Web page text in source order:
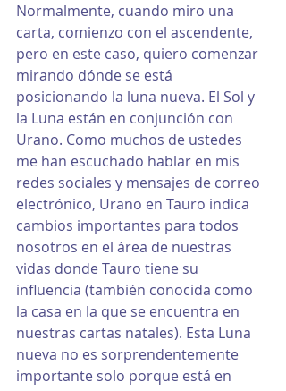
Normalmente, cuando miro una
carta, comienzo con el ascendente,
pero en este caso, quiero comenzar
mirando dónde se está
posicionando la luna nueva. El Sol y
la Luna están en conjunción con
Urano. Como muchos de ustedes
me han escuchado hablar en mis
redes sociales y mensajes de correo
electrónico, Urano en Tauro indica
cambios importantes para todos
nosotros en el área de nuestras
vidas donde Tauro tiene su
influencia (también conocida como
la casa en la que se encuentra en
nuestras cartas natales). Esta Luna
nueva no es sorprendentemente
importante solo porque está en